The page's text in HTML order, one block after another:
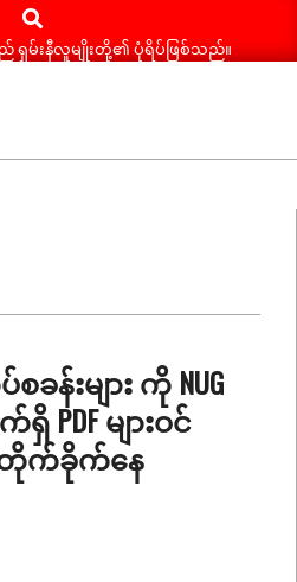
Search
ရှမ်းနီလူမျိုးတို့၏ ပုံရိပ်ဖြစ်သည်။
န်းများ ကို NUG
များဝင်
က်ခိုက်နေ